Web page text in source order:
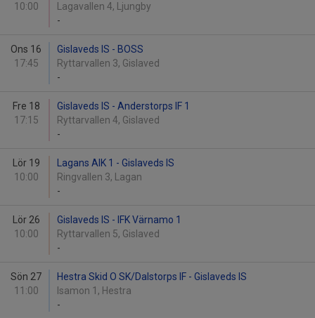
10:00
Lagavallen 4, Ljungby
-
Ons 16
17:45
Gislaveds IS - BOSS
Ryttarvallen 3, Gislaved
-
Fre 18
17:15
Gislaveds IS - Anderstorps IF 1
Ryttarvallen 4, Gislaved
-
Lör 19
10:00
Lagans AIK 1 - Gislaveds IS
Ringvallen 3, Lagan
-
Lör 26
10:00
Gislaveds IS - IFK Värnamo 1
Ryttarvallen 5, Gislaved
-
Sön 27
11:00
Hestra Skid O SK/Dalstorps IF - Gislaveds IS
Isamon 1, Hestra
-